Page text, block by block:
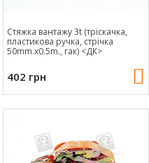
Стяжка вантажу 3t (тріскачка,
пластикова ручка, стрічка
50mm.x0.5m., гак) <ДК>
402 грн